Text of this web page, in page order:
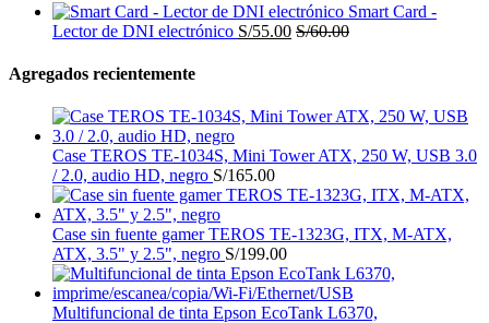
Smart Card -
Lector de DNI electrónico S/55.00 S/60.00
Agregados recientemente
Case TEROS TE-1034S, Mini Tower ATX, 250 W, USB 3.0
/ 2.0, audio HD, negro S/165.00
Case sin fuente gamer TEROS TE-1323G, ITX, M-ATX,
ATX, 3.5" y 2.5", negro S/199.00
Multifuncional de tinta Epson EcoTank L6370,